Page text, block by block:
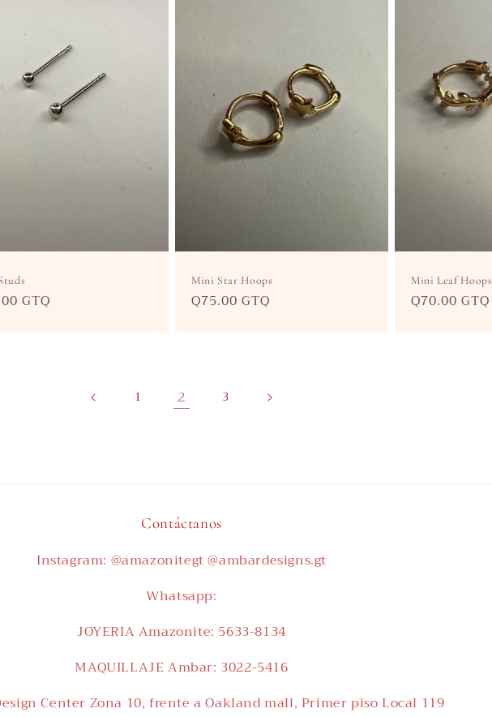
GTQ
Mini Star Hoops
Precio
Q75.00 GTQ
Mini Leaf Hoops
Precio
Q70.00 GTQ
1 2 3
Contáctanos
Instagram: @amazonitegt @ambardesigns.gt
Whatsapp:
JOYERIA Amazonite: 5633-8134
MAQUILLAJE Ambar: 3022-5416
Center Zona 10, frente a Oakland mall, Primer piso Local 119